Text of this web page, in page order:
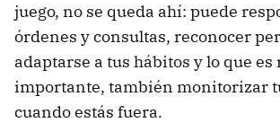
juego, no se queda ahí: puede
órdenes y consultas, reconocer
adaptarse a tus hábitos y lo que es
importante, también monitorizar
cuando estás fuera.